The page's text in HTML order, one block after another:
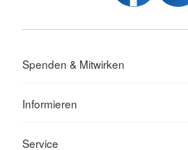
Spenden & Mitwirken
Informieren
Service